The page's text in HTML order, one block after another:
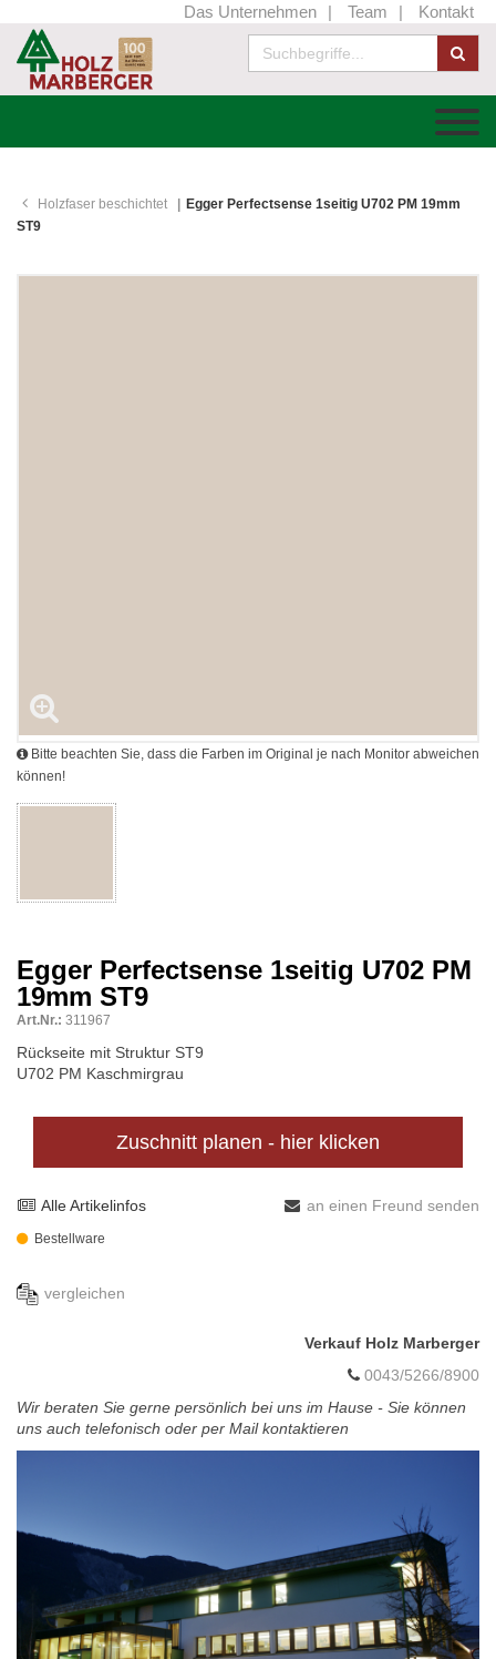
Das Unternehmen Team Kontakt
Holzfaser beschichtet
Egger Perfectsense 1seitig U702 PM 19mm
ST9
Bitte beachten Sie, dass die Farben im Original je nach Monitor abweichen
können!
Egger Perfectsense 1seitig U702 PM
19mm ST9
Art.Nr.: 311967
Rückseite mit Struktur ST9
U702 PM Kaschmirgrau
Zuschnitt planen - hier klicken
Alle Artikelinfos an einen Freund senden
Bestellware
vergleichen
Verkauf Holz Marberger
0043/5266/8900
Wir beraten Sie gerne persönlich bei uns im Hause - Sie können
uns auch telefonisch oder per Mail kontaktieren